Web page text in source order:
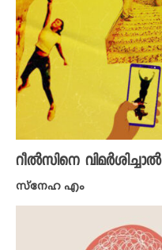
റീൽസിനെ
സ്നേഹ എം